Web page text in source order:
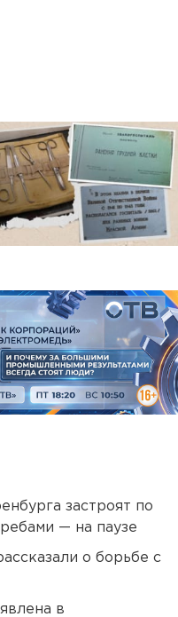
застроят по
— на паузе
о борьбе с
в